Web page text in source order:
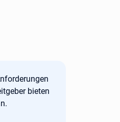
bieten